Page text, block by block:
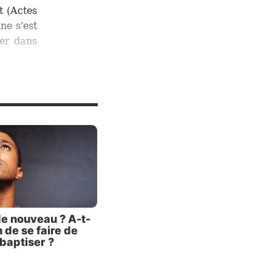
(Actes
s'est
dans
de
sauva
nouveau ? A-t-
de se faire de
?